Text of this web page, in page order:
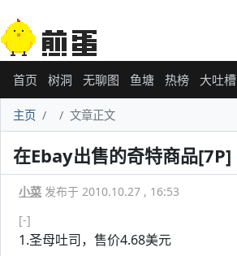
首页 树洞 无聊图 鱼塘 热榜 大吐槽
主页 文章正文
在Ebay出售的奇特商品[7P]
小菜 发布于 2010.10.27 , 16:53
[-]
1.圣母吐司，售价4.68美元